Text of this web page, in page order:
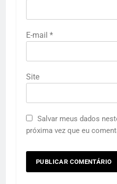
E-mail *
Site
Salvar meus dados
próxima vez que eu